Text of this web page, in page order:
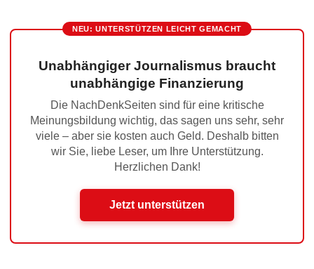
NEU: UNTERSTÜTZEN LEICHT GEMACHT
Unabhängiger Journalismus braucht
unabhängige Finanzierung
Die NachDenkSeiten sind für eine kritische
Meinungsbildung wichtig, das sagen uns sehr, sehr
viele – aber sie kosten auch Geld. Deshalb bitten
wir Sie, liebe Leser, um Ihre Unterstützung.
Herzlichen Dank!
Jetzt unterstützen